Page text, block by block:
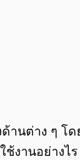
นต่าง ๆ โ
งานอย่างไ